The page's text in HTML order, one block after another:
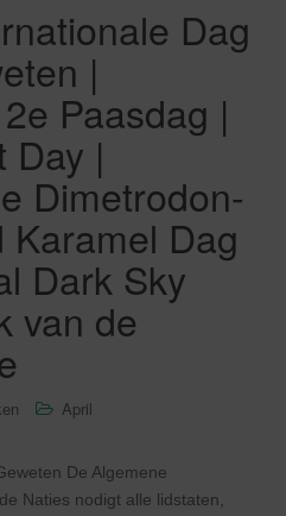
Dag
|
Paasdag |
Day |
Dimetrodon-
Karamel Dag
Dark Sky
van de
April
De Algemene
Naties nodigt alle lidstaten,